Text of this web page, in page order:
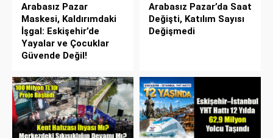
Arabasız Pazar
Maskesi, Kaldırımdaki
İşgal: Eskişehir’de
Yayalar ve Çocuklar
Güvende Değil!
Arabasız Pazar’da Saat
Değişti, Katılım Sayısı
Değişmedi